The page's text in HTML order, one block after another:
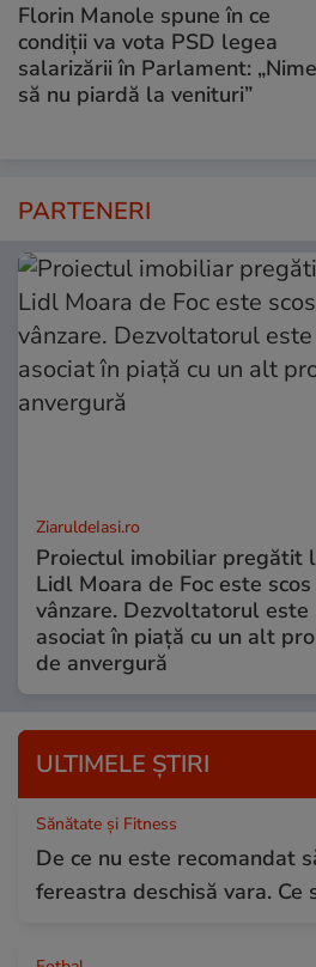
Florin Manole spune în ce
condiții va vota PSD legea
salarizării în Parlament:
să nu piardă la venituri”
PARTENERI
ZiaruldeIasi.ro
Proiectul imobiliar pregătit
Lidl Moara de Foc este
vânzare. Dezvoltatorul este
asociat în piață cu un alt
de anvergură
ULTIMELE ȘTIRI
Sănătate și Fitness
De ce nu este recomandat
fereastra deschisă vara. Ce